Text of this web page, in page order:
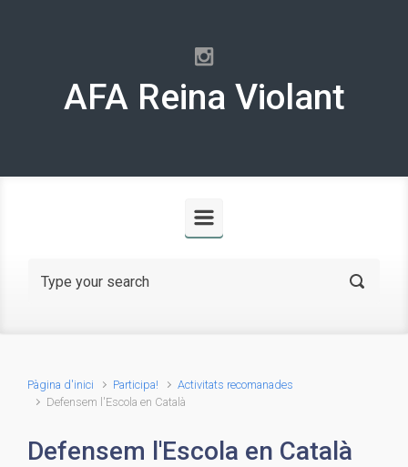
AFA Reina Violant
Pàgina d'inici Participa!
Activitats recomanades
Defensem l'Escola en Català
Defensem l'Escola en Català